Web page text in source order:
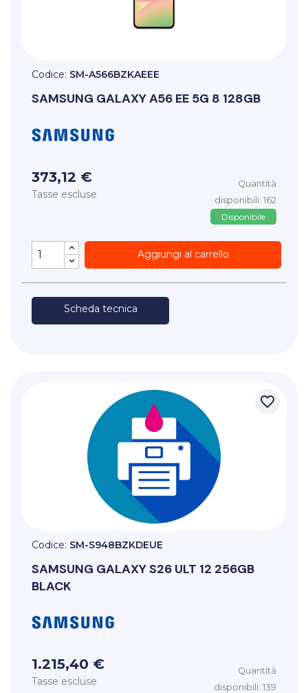
Codice: SM-A566BZKAEEE
SAMSUNG GALAXY A56 EE 5G 8 128GB
373,12 €
Tasse escluse
Quantità
disponibili: 162
Disponibile
Aggiungi al carrello
Scheda tecnica
favorite_border
Codice: SM-S948BZKDEUE
SAMSUNG GALAXY S26 ULT 12 256GB
BLACK
1.215,40 €
Tasse escluse
Quantità
disponibili: 139